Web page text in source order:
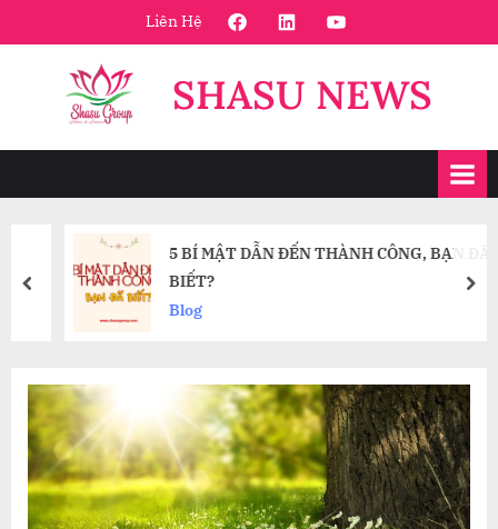
to
Liên Hệ FaceBookLinkedinYoutube
SHASU NEWS
5 BÍ MẬT DẪN ĐẾN THÀNH CÔNG, BẠN ĐÃ
BIẾT?
Blog
prev